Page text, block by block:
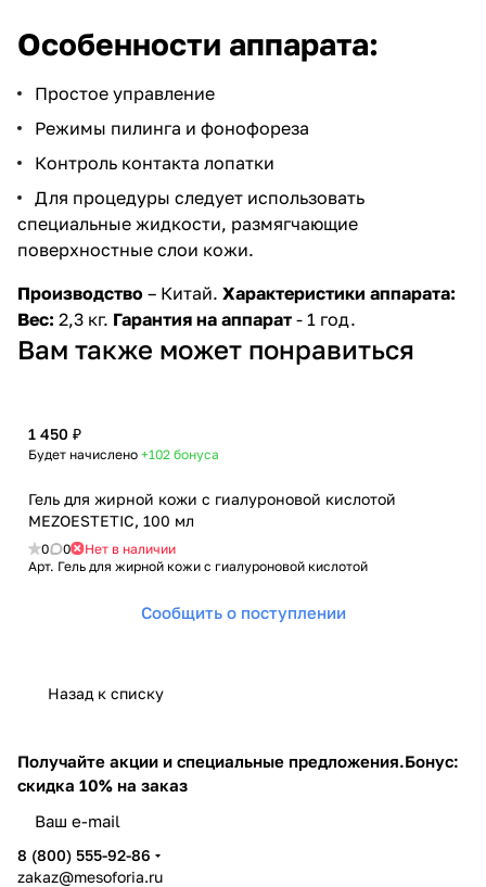
Особенности аппарата:
Простое управление
Режимы пилинга и фонофореза
Контроль контакта лопатки
Для процедуры следует использовать
специальные жидкости, размягчающие
поверхностные слои кожи.
Производство – Китай. Характеристики аппарата:
Вес: 2,3 кг. Гарантия на аппарат - 1 год.
Вам также может понравиться
1 450 ₽
Будет начислено +102 бонуса
Гель для жирной кожи с гиалуроновой кислотой
MEZOESTETIC, 100 мл
0 0
Нет в наличии
Арт. Гель для жирной кожи с гиалуроновой кислотой
Сообщить о поступлении
Назад к списку
Получайте акции и специальные предложения.Бонус:
скидка 10% на заказ
8 (800) 555-92-86
zakaz@mesoforia.ru